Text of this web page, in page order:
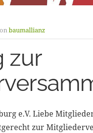
baumallianz
zur
e.V. Liebe
zur